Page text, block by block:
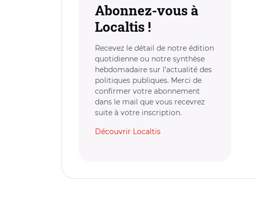
Abonnez-vous à
Localtis !
Recevez le détail de notre édition
quotidienne ou notre synthèse
hebdomadaire sur l’actualité des
politiques publiques. Merci de
confirmer votre abonnement
dans le mail que vous recevrez
suite à votre inscription.
Découvrir Localtis